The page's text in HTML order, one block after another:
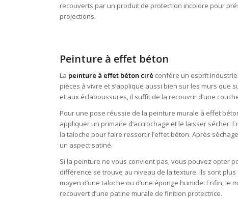
recouverts par un produit de protection incolore pour
projections.
Peinture à effet béton
La peinture à effet béton ciré confère un esprit
pièces à vivre et s’applique aussi bien sur les murs
et aux éclaboussures, il suffit de la recouvrir d’une
Pour une pose réussie de la peinture murale à effet
appliquer un primaire d’accrochage et le laisser sécher.
la taloche pour faire ressortir l’effet béton. Après
un aspect satiné.
Si la peinture ne vous convient pas, vous pouvez opter
différence se trouve au niveau de la texture. Ils sont
moyen d’une taloche ou d’une éponge humide. Enfin,
recouvert d’une patine murale de finition protectrice.